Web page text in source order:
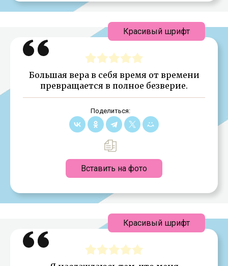
Большая вера в себя время от времени
превращается в полное безверие.
Поделиться:
Вставить на фото
Красивый шрифт
Красивый шрифт